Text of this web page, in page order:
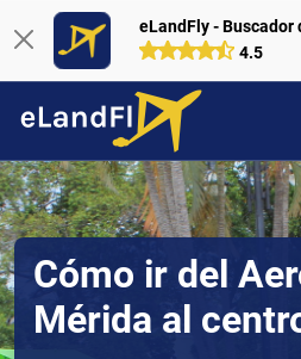
eLandFly - Buscador
4.5
Cómo ir del
Mérida al